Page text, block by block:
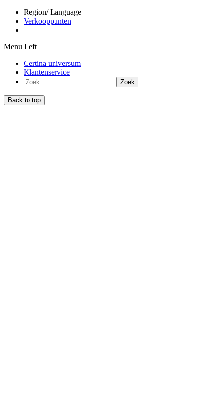
Region/ Language
Verkooppunten
Menu Left
Certina universum
Klantenservice
Zoek
Back to top